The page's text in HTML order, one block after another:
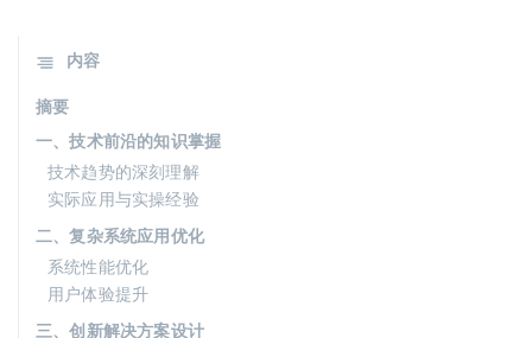
内容
摘要
一、技术前沿的知识掌握
技术趋势的深刻理解
实际应用与实操经验
二、复杂系统应用优化
系统性能优化
用户体验提升
三、创新解决方案设计